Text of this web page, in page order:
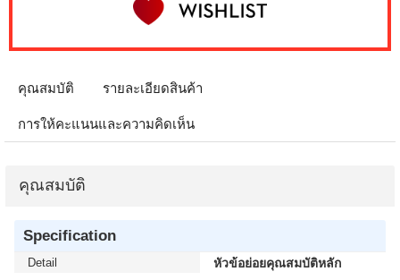
คุณสมบัติ รายละเอียดสินค้า
การให้คะแนนและความคิดเห็น
คุณสมบัติ
Specification
Detail
หัวข้อย่อยคุณสมบัติหลัก